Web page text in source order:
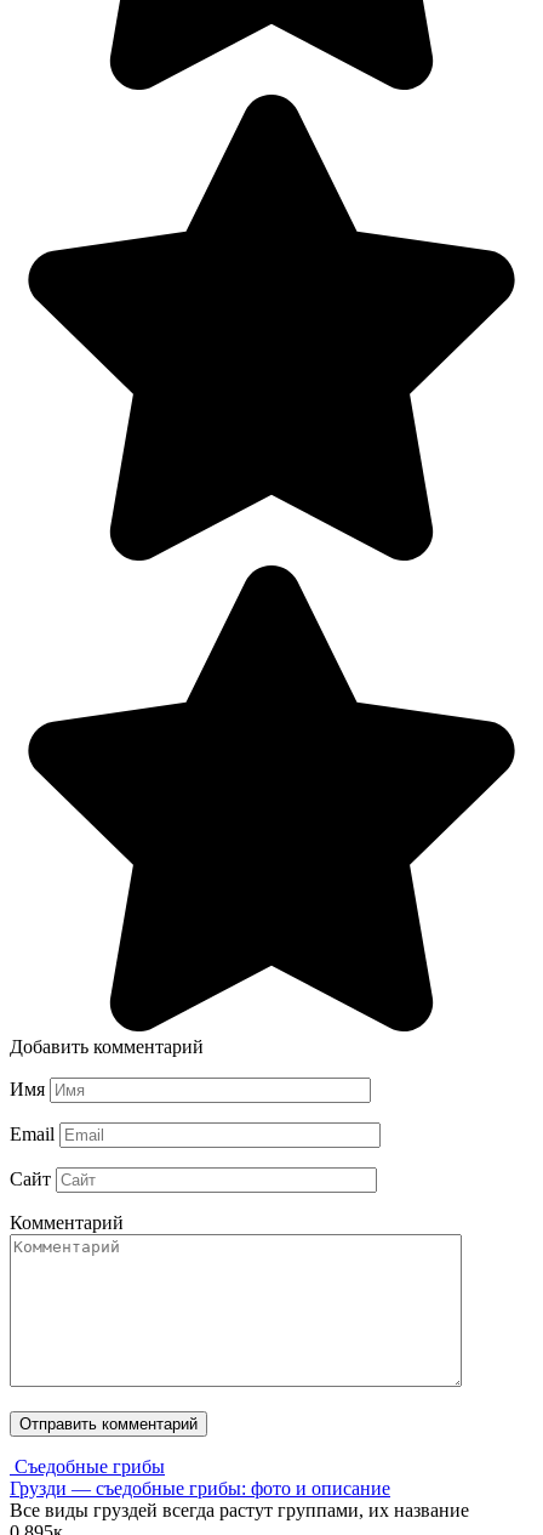
Добавить комментарий
Имя
Email
Сайт
Комментарий
Съедобные грибы
Грузди — съедобные грибы: фото и описание
Все виды груздей всегда растут группами, их название